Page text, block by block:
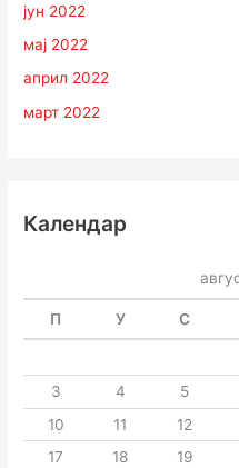
јун 2022
мај 2022
април 2022
март 2022
Календар
П У С
3
4 5
10
11 12
17
18 19